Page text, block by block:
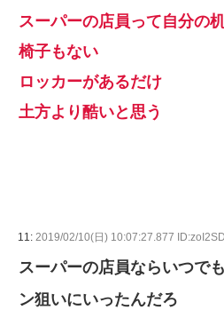
スーパーの店員って自分の
椅子もない
ロッカーがあるだけ
土方より酷いと思う
11: 2019/02/10(日) 10:07:27.877
スーパーの店員ならいつで
ン狙いにいったんだろ